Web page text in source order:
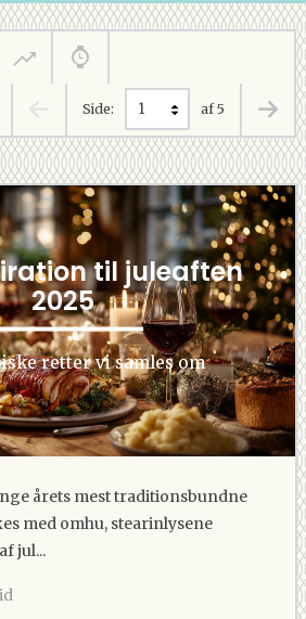
Side: af 5
til juleaften
2025
retter vi samles om
årets mest traditionsbundne
med omhu, stearinlysene
jul...